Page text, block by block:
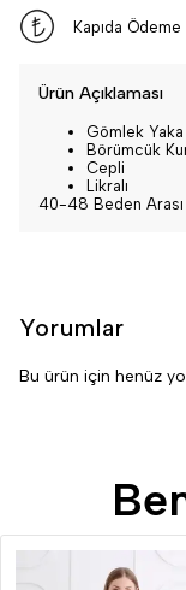
Kapıda
Ürün Açıklaması
Gömlek Yaka
Börümcük
Cepli
Likralı
40-48 Beden Arası
Yorumlar
Bu ürün için henüz